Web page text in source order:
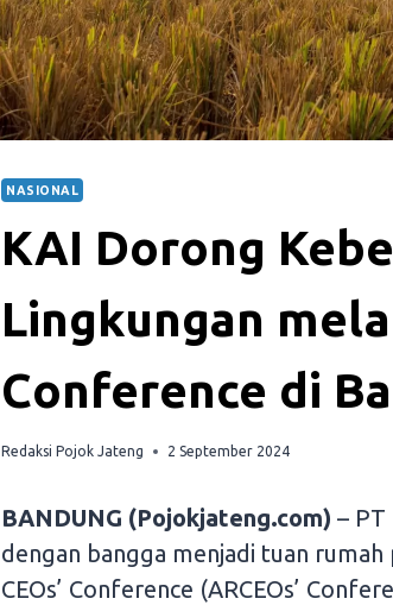
NASIONAL
KAI Dorong
Lingkungan
Conference di
Redaksi Pojok Jateng 2 September 2024
BANDUNG (Pojokjateng.com) – PT
dengan bangga menjadi tuan
CEOs’ Conference (ARCEOs’